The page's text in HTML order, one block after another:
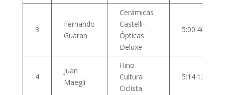
3
Fernando
Guaran
Cerámicas
Castelli-
Ópticas
Deluxe
5:00:40
4
Juan
Maegli
Hino-
Cultura
Ciclista
5:14:12